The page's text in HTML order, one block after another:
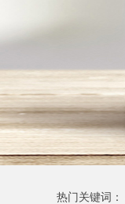
热门关键词：